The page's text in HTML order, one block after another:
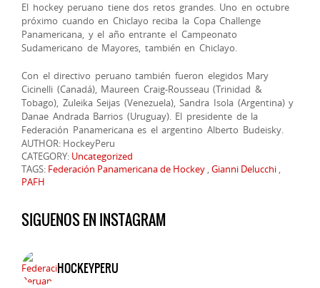
El hockey peruano tiene dos retos grandes. Uno en octubre
próximo cuando en Chiclayo reciba la Copa Challenge
Panamericana, y el año entrante el Campeonato
Sudamericano de Mayores, también en Chiclayo.
Con el directivo peruano también fueron elegidos Mary
Cicinelli (Canadá), Maureen Craig-Rousseau (Trinidad &
Tobago), Zuleika Seijas (Venezuela), Sandra Isola (Argentina) y
Danae Andrada Barrios (Uruguay). El presidente de la
Federación Panamericana es el argentino Alberto Budeisky.
AUTHOR: HockeyPeru
CATEGORY: Uncategorized
TAGS: Federación Panamericana de Hockey ,Gianni Delucchi ,
PAFH
SIGUENOS EN INSTAGRAM
HOCKEYPERU